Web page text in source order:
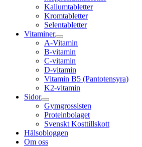
Kaliumtabletter
Kromtabletter
Selentabletter
Vitaminer
A-Vitamin
B-vitamin
C-vitamin
D-vitamin
Vitamin B5 (Pantotensyra)
K2-vitamin
Sidor
Gymgrossisten
Proteinbolaget
Svenskt Kosttillskott
Hälsobloggen
Om oss